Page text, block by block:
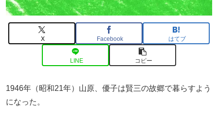
X Facebook はてブ
LINE コピー
1946年（昭和21年）山原、優子は賢三の故郷で暮らすよう
になった。